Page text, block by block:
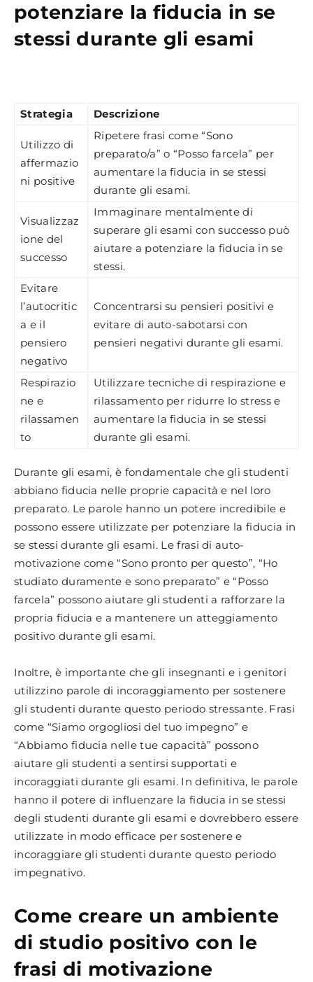
potenziare la fiducia in se
stessi durante gli esami
Strategia Descrizione
Utilizzo di
affermazio
ni positive
Ripetere frasi come “Sono
preparato/a” o “Posso farcela” per
aumentare la fiducia in se stessi
durante gli esami.
Visualizzaz
ione del
successo
Immaginare mentalmente di
superare gli esami con successo può
aiutare a potenziare la fiducia in se
stessi.
Evitare
l’autocritic
a e il
pensiero
negativo
Concentrarsi su pensieri positivi e
evitare di auto-sabotarsi con
pensieri negativi durante gli esami.
Respirazio
ne e
rilassamen
to
Utilizzare tecniche di respirazione e
rilassamento per ridurre lo stress e
aumentare la fiducia in se stessi
durante gli esami.
Durante gli esami, è fondamentale che gli studenti
abbiano fiducia nelle proprie capacità e nel loro
preparato. Le parole hanno un potere incredibile e
possono essere utilizzate per potenziare la fiducia in
se stessi durante gli esami. Le frasi di auto-
motivazione come “Sono pronto per questo”, “Ho
studiato duramente e sono preparato” e “Posso
farcela” possono aiutare gli studenti a rafforzare la
propria fiducia e a mantenere un atteggiamento
positivo durante gli esami.
Inoltre, è importante che gli insegnanti e i genitori
utilizzino parole di incoraggiamento per sostenere
gli studenti durante questo periodo stressante. Frasi
come “Siamo orgogliosi del tuo impegno” e
“Abbiamo fiducia nelle tue capacità” possono
aiutare gli studenti a sentirsi supportati e
incoraggiati durante gli esami. In definitiva, le parole
hanno il potere di influenzare la fiducia in se stessi
degli studenti durante gli esami e dovrebbero essere
utilizzate in modo efficace per sostenere e
incoraggiare gli studenti durante questo periodo
impegnativo.
Come creare un ambiente
di studio positivo con le
frasi di motivazione